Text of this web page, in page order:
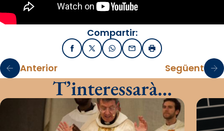
Compartir:
FacebookX / TwitterWhatsApp
EmailImprimir
Anterior Següent
T’interessarà…